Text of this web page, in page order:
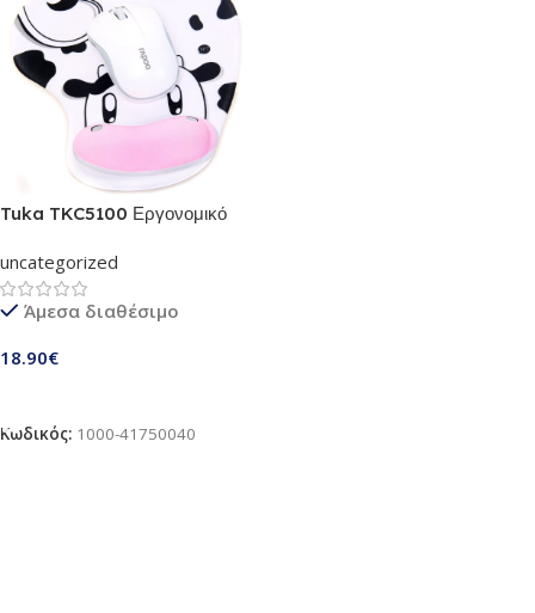
Tuka TKC5100 Εργονομικό
και ενσωματωμένο στήριγμα
καρπού 23×19 cm (TKC5100-
dairycow)
uncategorized
Άμεσα διαθέσιμο
18.90€
Κωδικός: 1000-41750040